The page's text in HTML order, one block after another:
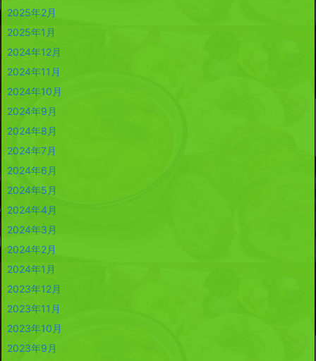
2025年2月
2025年1月
2024年12月
2024年11月
2024年10月
2024年9月
2024年8月
2024年7月
2024年6月
2024年5月
2024年4月
2024年3月
2024年2月
2024年1月
2023年12月
2023年11月
2023年10月
2023年9月